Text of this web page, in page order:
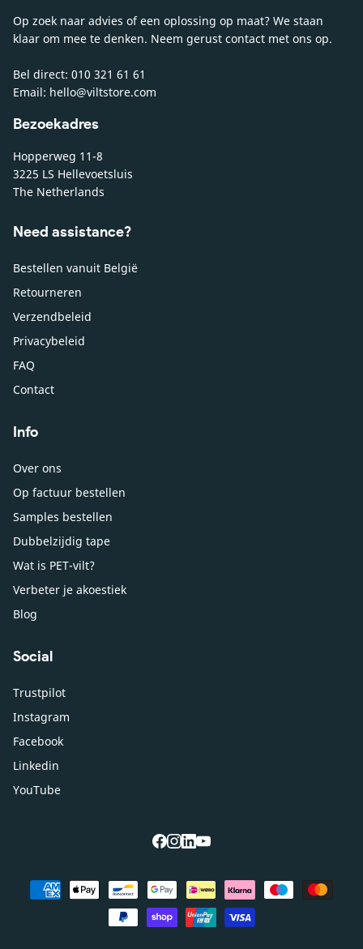
Op zoek naar advies of een oplossing op maat? We staan
klaar om mee te denken. Neem gerust contact met ons op.
Bel direct: 010 321 61 61
Email: hello@viltstore.com
Bezoekadres
Hopperweg 11-8
3225 LS Hellevoetsluis
The Netherlands
Need assistance?
Bestellen vanuit België
Retourneren
Verzendbeleid
Privacybeleid
FAQ
Contact
Info
Over ons
Op factuur bestellen
Samples bestellen
Dubbelzijdig tape
Wat is PET-vilt?
Verbeter je akoestiek
Blog
Social
Trustpilot
Instagram
Facebook
Linkedin
YouTube
facebook
instagram
linkedin
youtube